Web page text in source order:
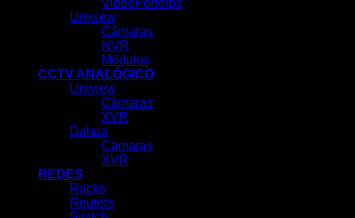
VideoPorteros
Uniview
Cámaras
NVR
Módulos
CCTV ANALÓGICO
Uniview
Cámaras
XVR
Dahua
Cámaras
XVR
REDES
Racks
Routers